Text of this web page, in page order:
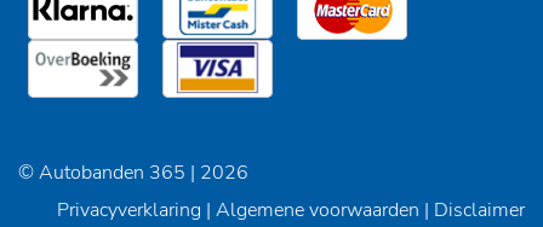
© Autobanden 365 | 2026
Privacyverklaring | Algemene voorwaarden | Disclaimer